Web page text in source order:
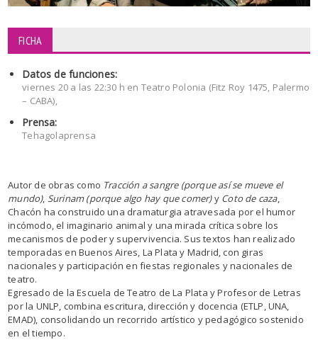
FICHA
Datos de funciones:
viernes 20 a las 22:30 h en Teatro Polonia (Fitz Roy 1475, Palermo
– CABA),
Prensa:
Tehagolaprensa
Autor de obras como Tracción a sangre (porque así se mueve el
mundo), Surinam (porque algo hay que comer)y Coto de caza,
Chacón ha construido una dramaturgia atravesada por el humor
incómodo, el imaginario animal y una mirada crítica sobre los
mecanismos de poder y supervivencia. Sus textos han realizado
temporadas en Buenos Aires, La Plata y Madrid, con giras
nacionales y participación en fiestas regionales y nacionales de
teatro.
Egresado de la Escuela de Teatro de La Plata y Profesor de Letras
por la UNLP, combina escritura, dirección y docencia (ETLP, UNA,
EMAD), consolidando un recorrido artístico y pedagógico sostenido
en el tiempo.